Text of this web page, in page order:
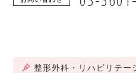
整形外科・リハビリテー